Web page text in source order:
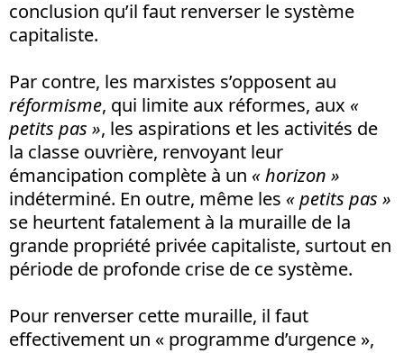
conclusion qu’il faut renverser le système
capitaliste.
Par contre, les marxistes s’opposent au
réformisme, qui limite aux réformes, aux «
petits pas », les aspirations et les activités de
la classe ouvrière, renvoyant leur
émancipation complète à un « horizon »
indéterminé. En outre, même les « petits pas »
se heurtent fatalement à la muraille de la
grande propriété privée capitaliste, surtout en
période de profonde crise de ce système.
Pour renverser cette muraille, il faut
effectivement un « programme d’urgence »,